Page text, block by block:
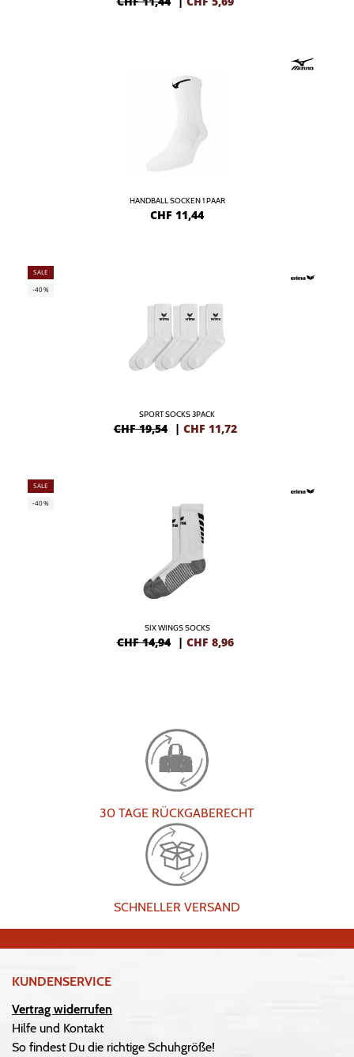
HANDBALL SOCKEN 1 PAAR
CHF 11,44
SALE
-40%
SPORT SOCKS 3PACK
CHF 19,54 | CHF 11,72
SALE
-40%
SIX WINGS SOCKS
CHF 14,94 | CHF 8,96
30 TAGE RÜCKGABERECHT
SCHNELLER VERSAND
KUNDENSERVICE
Vertrag widerrufen
Hilfe und Kontakt
So findest Du die richtige Schuhgröße!